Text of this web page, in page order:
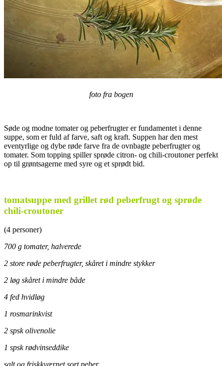
foto fra bogen
Søde og modne tomater og peberfrugter er fundamentet i denne
suppe, som er fuld af farve, saft og kraft. Suppen har den mest
eventyrlige og dybe røde farve fra de ovnbagte peberfrugter og
tomater. Som topping spiller sprøde citron- og chili-croutoner perfekt
op til grøntsagerne med syre og et sprødt bid.
tomatsuppe med grillet rød peberfrugt og sprøde
chili-croutoner
(4 personer)
700 g tomater, halverede
2 store røde peberfrugter, skåret i mindre stykker
2 løg skåret i mindre både
4 fed hvidløg
1 rosmarinkvist
2 spsk olivenolie
1 spsk rødvinseddike